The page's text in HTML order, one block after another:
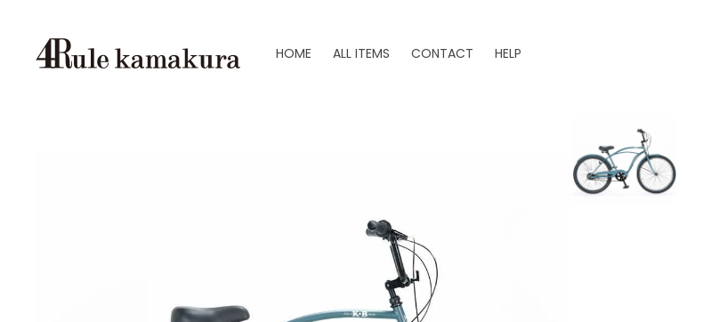
HOME ALL ITEMS CONTACT HELP